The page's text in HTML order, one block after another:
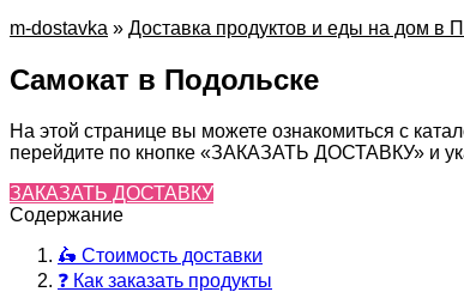
m-dostavka » Доставка продуктов и еды на дом в
Самокат в Подольске
На этой странице вы можете ознакомиться с
перейдите по кнопке «ЗАКАЗАТЬ ДОСТАВКУ» и
ЗАКАЗАТЬ ДОСТАВКУ
Содержание
🛵 Стоимость доставки
❓ Как заказать продукты